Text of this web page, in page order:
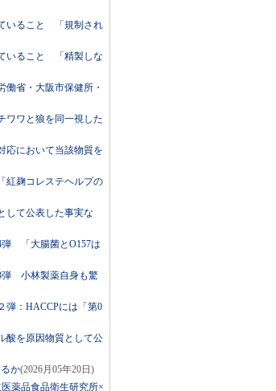
いること 「規制され
いること 「精製しな
働省・大阪市保健所・
ワワと狼を同一視した
において当該物質を
麹コレステヘルプの
して公表した事実な
「大腸菌とO157は
弾 小林製薬自身も驚
弾：HACCPには「第0
酸を原因物質として公
か(2026月05年20日)
薬品食品衛生研究所×